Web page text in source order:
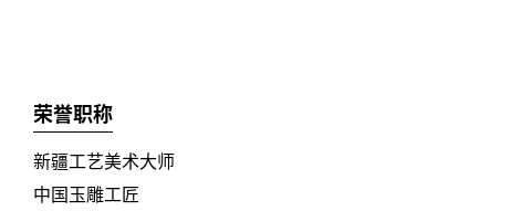
荣誉职称
新疆工艺美术大师
中国玉雕工匠